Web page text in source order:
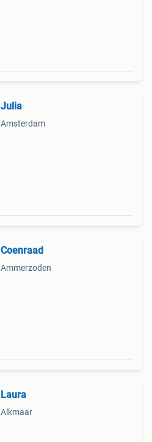
Julia
Amsterdam
Coenraad
Ammerzoden
Laura
Alkmaar